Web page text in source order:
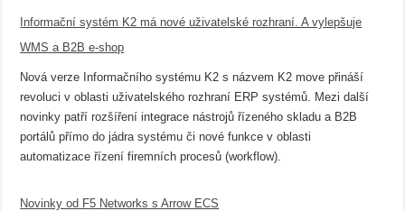
Informační systém K2 má nové uživatelské rozhraní. A vylepšuje
WMS a B2B e-shop
Nová verze Informačního systému K2 s názvem K2 move přináší
revoluci v oblasti uživatelského rozhraní ERP systémů. Mezi další
novinky patří rozšíření integrace nástrojů řízeného skladu a B2B
portálů přímo do jádra systému či nové funkce v oblasti
automatizace řízení firemních procesů (workflow).
Novinky od F5 Networks s Arrow ECS